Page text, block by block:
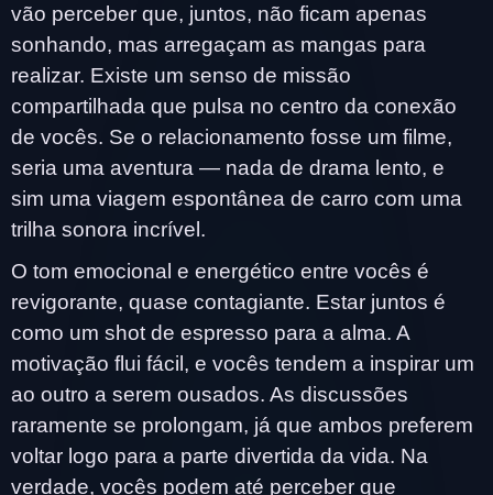
vão perceber que, juntos, não ficam apenas
sonhando, mas arregaçam as mangas para
realizar. Existe um senso de missão
compartilhada que pulsa no centro da conexão
de vocês. Se o relacionamento fosse um filme,
seria uma aventura — nada de drama lento, e
sim uma viagem espontânea de carro com uma
trilha sonora incrível.
O tom emocional e energético entre vocês é
revigorante, quase contagiante. Estar juntos é
como um shot de espresso para a alma. A
motivação flui fácil, e vocês tendem a inspirar um
ao outro a serem ousados. As discussões
raramente se prolongam, já que ambos preferem
voltar logo para a parte divertida da vida. Na
verdade, vocês podem até perceber que